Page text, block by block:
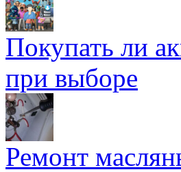
Покупать ли
при выборе
Ремонт